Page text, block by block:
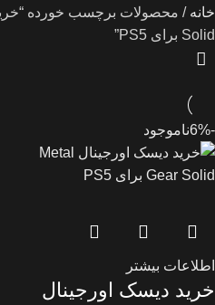
خانه
Solid برای PS5”
-6% ناموجود
اطلاعات بیشتر
خرید دیسک اورجینال